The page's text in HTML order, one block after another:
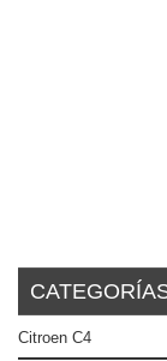
Citroen C4